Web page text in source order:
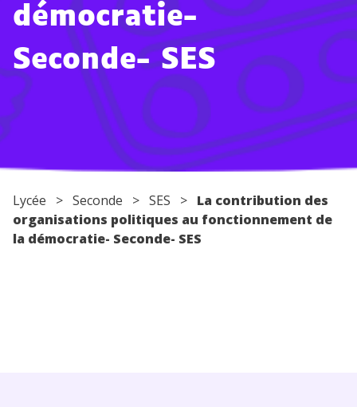
Conseils pour les parents
démocratie-
Seconde- SES
Lycée > Seconde > SES > La contribution des
organisations politiques au fonctionnement de
la démocratie- Seconde- SES